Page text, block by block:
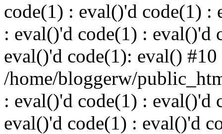
code(1) : eval()'d code(1) :
: eval()'d code(1) : eval()'d
eval()'d code(1): eval() #10
/home/bloggerw/
: eval()'d code(1) : eval()'d
eval()'d code(1) : eval()'d